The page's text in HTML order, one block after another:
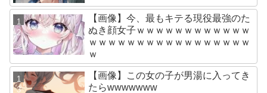
【画像】今、最もキテる現役最強のた
ぬき顔女子ｗｗｗｗｗｗｗｗｗｗｗｗ
ｗｗｗｗｗｗｗｗｗｗｗｗｗｗｗｗｗ
ｗ
【画像】この女の子が男湯に入ってき
たらwwwwwww